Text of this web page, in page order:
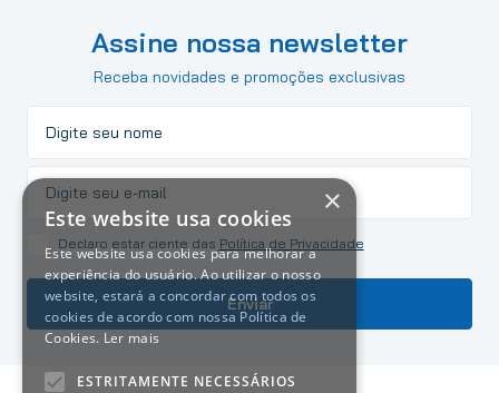
Assine nossa newsletter
Receba novidades e promoções exclusivas
Declaro estar ciente das Política de Privacidade
Enviar
×
Este website usa cookies
Este website usa cookies para melhorar a
experiência do usuário. Ao utilizar o nosso
website, estará a concordar com todos os
cookies de acordo com nossa Política de
Cookies. Ler mais
ESTRITAMENTE NECESSÁRIOS